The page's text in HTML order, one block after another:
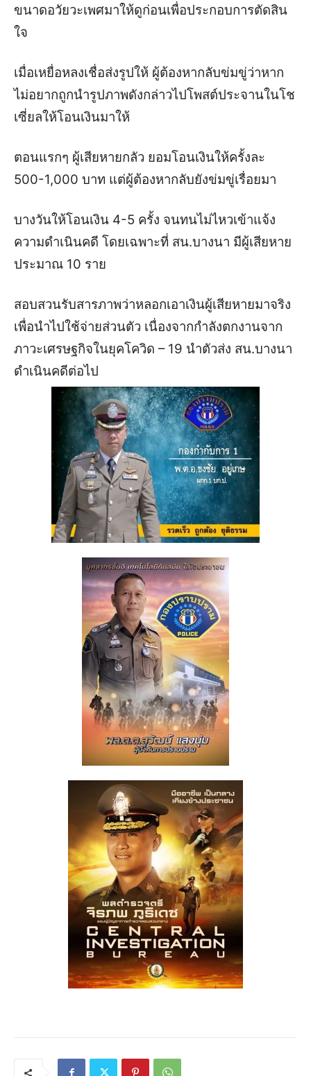
ขนาดอวัยวะเพศมาให้ดูก่อนเพื่อประกอบการตัดสิน
ใจ
เมื่อเหยื่อหลงเชื่อส่งรูปให้ ผู้ต้องหากลับข่มขู่ว่าหาก
ไม่อยากถูกนำรูปภาพดังกล่าวไปโพสต์ประจานในโช
เซี่ยลให้โอนเงินมาให้
ตอนแรกๆ ผู้เสียหายกลัว ยอมโอนเงินให้ครั้งละ
500-1,000 บาท แต่ผู้ต้องหากลับยังข่มขู่เรื่อยมา
บางวันให้โอนเงิน 4-5 ครั้ง จนทนไม่ไหวเข้าแจ้ง
ความดำเนินคดี โดยเฉพาะที่ สน.บางนา มีผู้เสียหาย
ประมาณ 10 ราย
สอบสวนรับสารภาพว่าหลอกเอาเงินผู้เสียหายมาจริง
เพื่อนำไปใช้จ่ายส่วนตัว เนื่องจากกำลังตกงานจาก
ภาวะเศรษฐกิจในยุคโควิด – 19 นำตัวส่ง สน.บางนา
ดำเนินคดีต่อไป